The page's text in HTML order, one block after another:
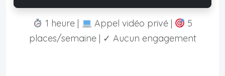
1 heure | Appel vidéo privé |
5
places/semaine | ✓ Aucun engagement